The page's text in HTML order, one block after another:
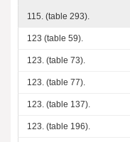
115. (table 293).
123 (table 59).
123. (table 73).
123. (table 77).
123. (table 137).
123. (table 196).